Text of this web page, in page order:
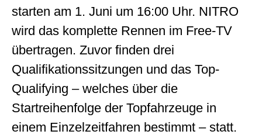
starten am 1. Juni um 16:00 Uhr. NITRO
wird das komplette Rennen im Free-TV
übertragen. Zuvor finden drei
Qualifikationssitzungen und das Top-
Qualifying – welches über die
Startreihenfolge der Topfahrzeuge in
einem Einzelzeitfahren bestimmt – statt.